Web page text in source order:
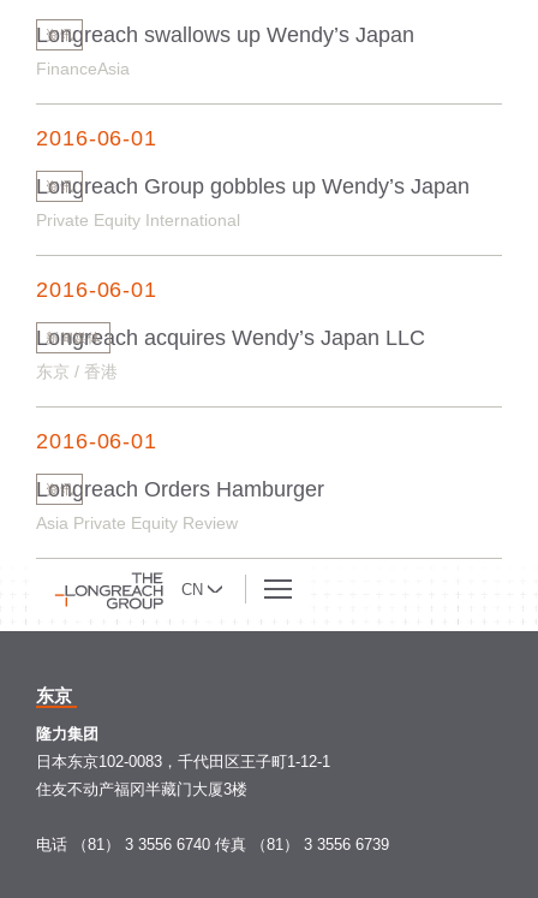
Longreach swallows up Wendy’s Japan
FinanceAsia
资讯
2016-06-01
Longreach Group gobbles up Wendy’s Japan
Private Equity International
资讯
2016-06-01
Longreach acquires Wendy’s Japan LLC
东京 / 香港
新闻媒体
2016-06-01
Longreach Orders Hamburger
Asia Private Equity Review
资讯
CN
东京
隆力集团
日本东京102-0083，千代田区王子町1-12-1
住友不动产福冈半藏门大厦3楼
电话 （81） 3 3556 6740 传真 （81） 3 3556 6739